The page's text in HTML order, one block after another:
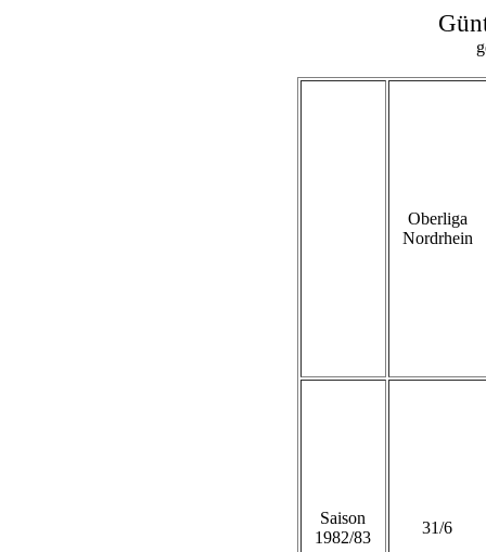
Oberliga
Nordrhein
Saison
1982/83
31/6